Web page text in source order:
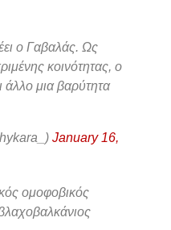
ο Γαβαλάς. Ως
κοινότητας, ο
άλλο μια βαρύτητα
January 16,
ομοφοβικός